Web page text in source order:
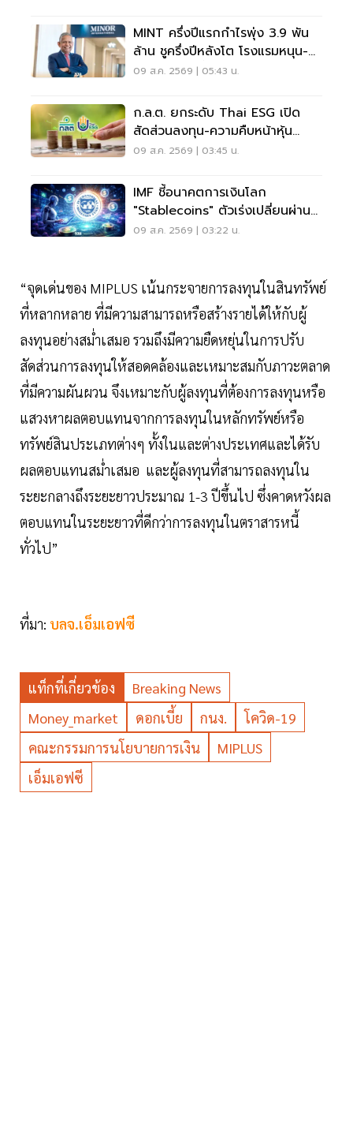
MINT ครึ่งปีแรกกำไรพุ่ง 3.9 พัน
ล้าน ชูครึ่งปีหลังโต โรงแรมหนุน-
ลุยลดภาระหนี้
09 ส.ค. 2569 | 05:43 น.
ก.ล.ต. ยกระดับ Thai ESG เปิด
สัดส่วนลงทุน-ความคืบหน้าหุ้น
JUMP+
09 ส.ค. 2569 | 03:45 น.
IMF ชี้อนาคตการเงินโลก
"Stablecoins" ตัวเร่งเปลี่ยนผ่าน
ระบบชำระเงิน
09 ส.ค. 2569 | 03:22 น.
“จุดเด่นของ MIPLUS เน้นกระจายการลงทุนในสินทรัพย์
ที่หลากหลาย ที่มีความสามารถหรือสร้างรายได้ให้กับผู้
ลงทุนอย่างสม่ำเสมอ รวมถึงมีความยืดหยุ่นในการปรับ
สัดส่วนการลงทุนให้สอดคล้องและเหมาะสมกับภาวะตลาด
ที่มีความผันผวน จึงเหมาะกับผู้ลงทุนที่ต้องการลงทุนหรือ
แสวงหาผลตอบแทนจากการลงทุนในหลักทรัพย์หรือ
ทรัพย์สินประเภทต่างๆ ทั้งในและต่างประเทศและได้รับ
ผลตอบแทนสม่ำเสมอ และผู้ลงทุนที่สามารถลงทุนใน
ระยะกลางถึงระยะยาวประมาณ 1-3 ปีขึ้นไป ซึ่งคาดหวังผล
ตอบแทนในระยะยาวที่ดีกว่าการลงทุนในตราสารหนี้
ทั่วไป”
ที่มา: บลจ.เอ็มเอฟซี
แท็กที่เกี่ยวข้อง
Breaking News
Money_market
ดอกเบี้ย กนง.
โควิด-19
คณะกรรมการนโยบายการเงิน
MIPLUS
เอ็มเอฟซี